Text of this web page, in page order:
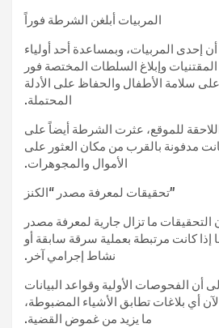
المربيات أبلغن الشرطة فوراً
المربيات، وبمساعدة أحد أولياء
وإبلاغ السلطات المختصة فور
سلامة الأطفال والحفاظ على الأدلة
المحتملة.
للموقع، عثرت الشرطة أيضاً على
مدفونة بالقرب من مكان العثور على
الأموال والمجوهرات.
تحقيقات لمعرفة مصدر “الكنز”
ما تزال جارية لمعرفة مصدر
إذا كانت مرتبطة بعملية سرقة سابقة أو
نشاط إجرامي آخر.
الفحوصات الأولية وقواعد البيانات
أي بلاغات تطابق الأشياء المضبوطة،
ما يزيد من غموض القضية.